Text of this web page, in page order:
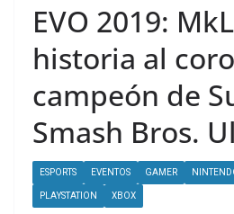
EVO 2019:
historia al
campeón de
Smash Bros.
ESPORTS EVENTOS GAMER
PLAYSTATION XBOX